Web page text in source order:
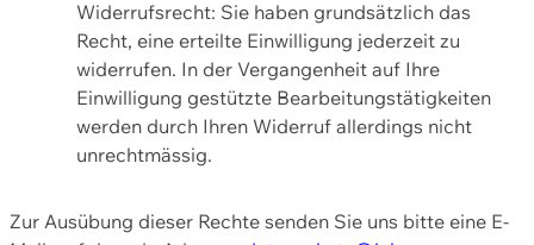
Widerrufsrecht: Sie haben grundsätzlich das
Recht, eine erteilte Einwilligung jederzeit zu
widerrufen. In der Vergangenheit auf Ihre
Einwilligung gestützte Bearbeitungstätigkeiten
werden durch Ihren Widerruf allerdings nicht
unrechtmässig.
Zur Ausübung dieser Rechte senden Sie uns bitte eine E-